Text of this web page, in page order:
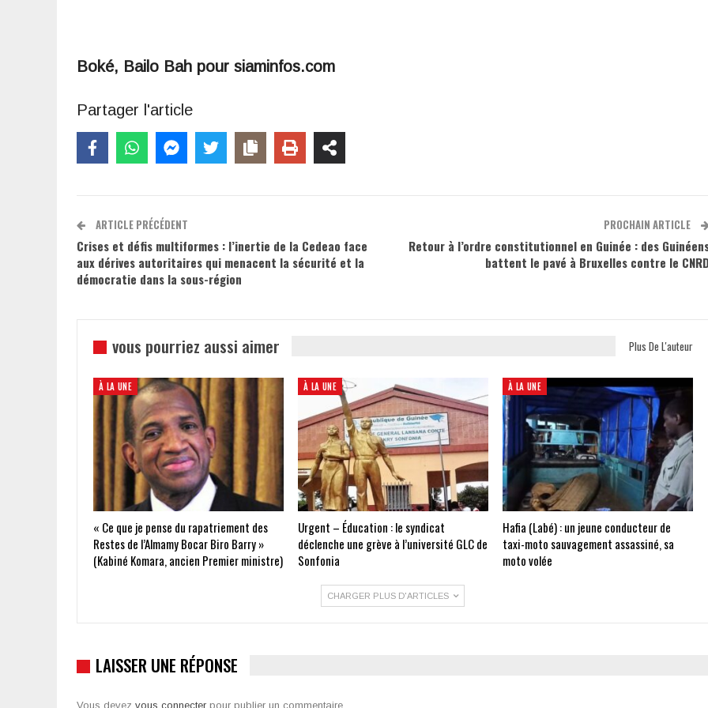
Boké, Bailo Bah pour siaminfos.com
Partager l'article
ARTICLE PRÉCÉDENT
Crises et défis multiformes : l’inertie de la Cedeao face
aux dérives autoritaires qui menacent la sécurité et la
démocratie dans la sous-région
PROCHAIN ARTICLE
Retour à l’ordre constitutionnel en Guinée : des
battent le pavé à Bruxelles contre le
vous pourriez aussi aimer Plus De L'auteur
À LA UNE
« Ce que je pense du rapatriement des
Restes de l’Almamy Bocar Biro Barry »
(Kabiné Komara, ancien Premier ministre)
À LA UNE
Urgent – Éducation : le syndicat
déclenche une grève à l’université GLC de
Sonfonia
À LA UNE
Hafia (Labé) : un jeune conducteur de
taxi-moto sauvagement assassiné, sa
moto volée
CHARGER PLUS D'ARTICLES
LAISSER UNE RÉPONSE
Vous devez vous connecter pour publier un commentaire.